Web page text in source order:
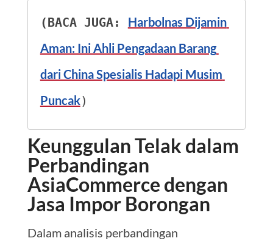
(BACA JUGA: Harbolnas Dijamin
Aman: Ini Ahli Pengadaan Barang
dari China Spesialis Hadapi Musim
Puncak)
Keunggulan Telak dalam
Perbandingan
AsiaCommerce dengan
Jasa Impor Borongan
Dalam analisis perbandingan